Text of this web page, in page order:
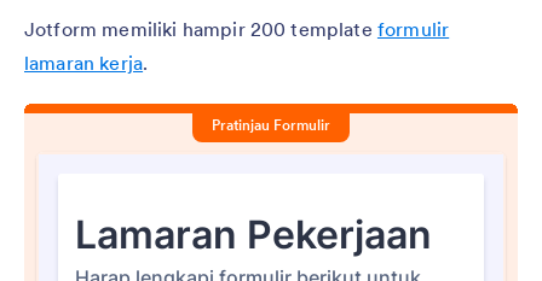
Jotform memiliki hampir 200 template formulir
lamaran kerja.